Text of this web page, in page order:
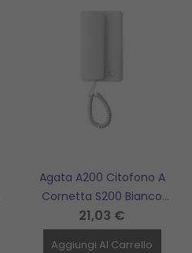
Agata A200 Citofono A
Cornetta S200 Bianco
1Tasto Bpt CAME - 840CA-
0010
21,03 €
Aggiungi Al Carrello